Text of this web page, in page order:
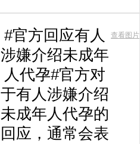
#官方回应有人
涉嫌介绍未成年
人代孕#官方对
于有人涉嫌介绍
未成年人代孕的
回应，通常会表
查看图片